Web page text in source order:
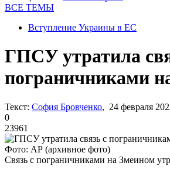
ВСЕ ТЕМЫ
Вступление Украины в ЕС
ГПСУ утратила
пограничниками
Текст: София Бровченко, 24 февраля
0
23961
Фото: АР (архивное фото)
Связь с пограничниками на Змеином